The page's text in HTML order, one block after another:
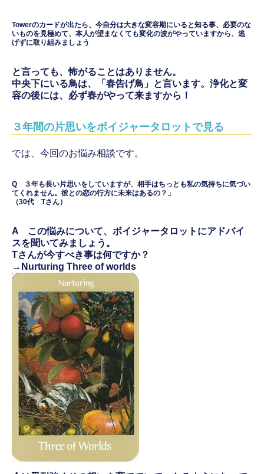
Towerのカードが出たら、今自分は大きな変容期にいると知る事、必要のな
いものを見極めて、本人が望まなくても変化の波がやっていますから、逃
げずに取り組みましょう
と言っても、怖がることはありません。
中央下にいる鳥は、「春告げ鳥」と言います。浄化と変
容の後には、必ず春がやって来ますから！
３年間の片思いをボイジャータロットで見る
では、今回のお悩み相談です。
Q ３年も長い片思いをしていますが、相手はちっとも私の気持ちに気づい
てくれません。彼との恋の行方に未来はあるの？」
（30代 Tさん）
A この悩みについて、ボイジャータロットにアドバイ
スを聞いてみましょう。
Tさんが今すべき事は何ですか？
→Nurturing Three of worlds